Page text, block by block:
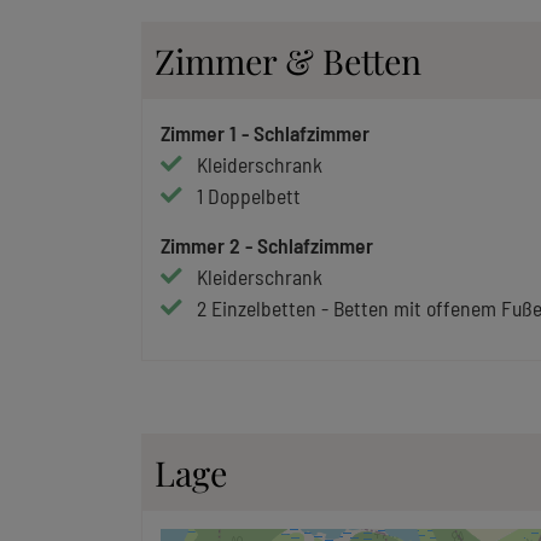
Zimmer & Betten
Zimmer1 -Schlafzimmer
Kleiderschrank
1 Doppelbett
Zimmer2 -Schlafzimmer
Kleiderschrank
2 Einzelbetten - Betten mit offenem
Lage